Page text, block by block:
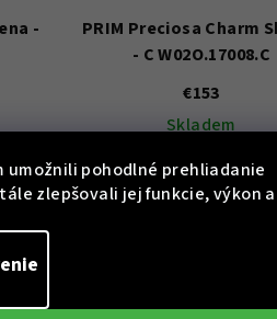
umožnili pohodlné prehliadanie
zlepšovali jej funkcie, výkon a
-
PRIM Preciosa Charm
- C W02O.17008.C
€153
Skladem